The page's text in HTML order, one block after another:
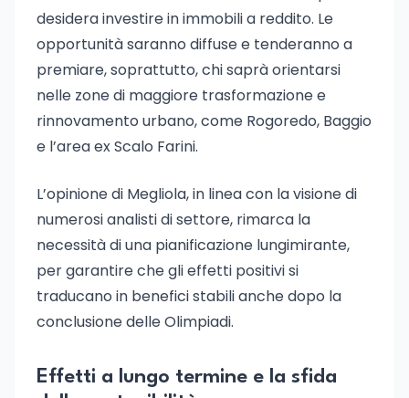
desidera investire in immobili a reddito. Le
opportunità saranno diffuse e tenderanno a
premiare, soprattutto, chi saprà orientarsi
nelle zone di maggiore trasformazione e
rinnovamento urbano, come Rogoredo, Baggio
e l’area ex Scalo Farini.
L’opinione di Megliola, in linea con la visione di
numerosi analisti di settore, rimarca la
necessità di una pianificazione lungimirante,
per garantire che gli effetti positivi si
traducano in benefici stabili anche dopo la
conclusione delle Olimpiadi.
Effetti a lungo termine e la sfida